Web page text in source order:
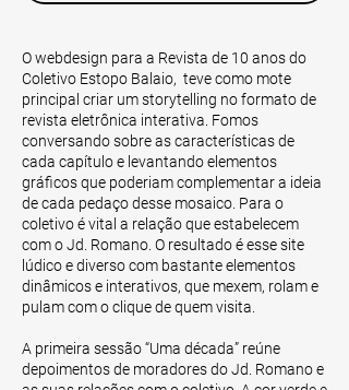
O webdesign para a Revista de 10 anos do
Coletivo Estopo Balaio, teve como mote
principal criar um storytelling no formato de
revista eletrônica interativa. Fomos
conversando sobre as características de
cada capítulo e levantando elementos
gráficos que poderiam complementar a ideia
de cada pedaço desse mosaico. Para o
coletivo é vital a relação que estabelecem
com o Jd. Romano. O resultado é esse site
lúdico e diverso com bastante elementos
dinâmicos e interativos, que mexem, rolam e
pulam com o clique de quem visita.
A primeira sessão “Uma década” reúne
depoimentos de moradores do Jd. Romano e